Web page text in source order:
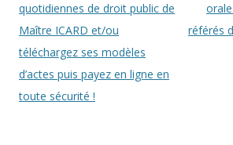
quotidiennes de droit public de
Maître ICARD et/ou
téléchargez ses modèles
d’actes puis payez en ligne en
toute sécurité !
référés